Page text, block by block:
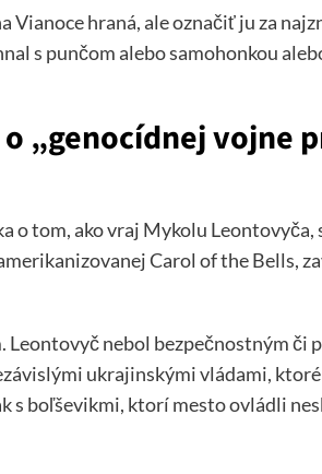
Vianoce hraná, ale označiť ju za
s punčom alebo samohonkou
„genocídnej vojne
o tom, ako vraj Mykolu
Carol of the Bells,
Leontovyč nebol bezpečnostným či
ukrajinskými vládami,
s boľševikmi, ktorí mesto ovládli